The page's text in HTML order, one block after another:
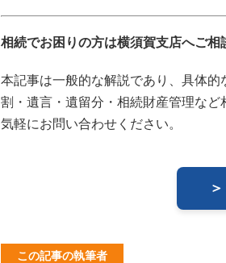
相続でお困りの方は横須賀支店へご相
本記事は一般的な解説であり、具体
割・遺言・遺留分・相続財産管理な
気軽にお問い合わせください。
この記事の執筆者